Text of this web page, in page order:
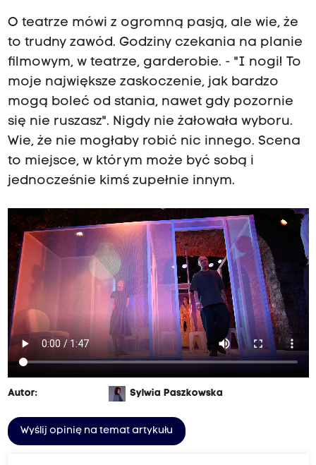
O teatrze mówi z ogromną pasją, ale wie, że
to trudny zawód. Godziny czekania na planie
filmowym, w teatrze, garderobie. - "I nogi! To
moje największe zaskoczenie, jak bardzo
mogą boleć od stania, nawet gdy pozornie
się nie ruszasz". Nigdy nie żałowała wyboru.
Wie, że nie mogłaby robić nic innego. Scena
to miejsce, w którym może być sobą i
jednocześnie kimś zupełnie innym.
Autor: Sylwia Paszkowska
Wyślij opinię na temat artykułu